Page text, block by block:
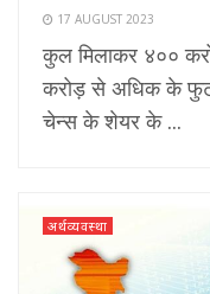
17 AUGUST 2023
कुल मिलाकर ४००
करोड़ से अधिक के
चेन्स के शेयर के ...
अर्थव्यवस्था